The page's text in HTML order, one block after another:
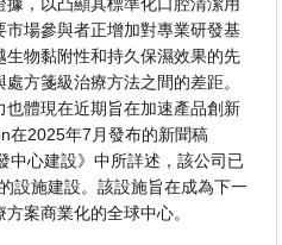
場參與者正增加對專業研發基
物黏附性和持久保濕效果的先
方箋級治療方法之間的差距。
體現在近期旨在加速產品創新
在2025年7月發布的新聞稿
中心建設》中所詳述，該公司已
設施建設。該設施旨在成為下一
案商業化的全球中心。